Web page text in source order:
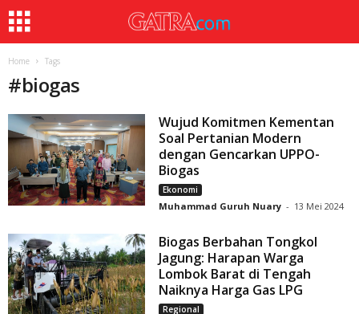
Home Tags
#biogas
Wujud Komitmen Kementan
Soal Pertanian Modern
dengan Gencarkan UPPO-
Biogas
Ekonomi
Muhammad Guruh Nuary - 13 Mei 2024
Biogas Berbahan Tongkol
Jagung: Harapan Warga
Lombok Barat di Tengah
Naiknya Harga Gas LPG
Regional